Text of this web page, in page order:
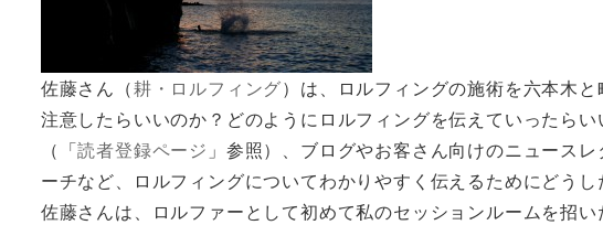
佐藤さん（耕・ロルフィング）は、ロルフィングの施術を六本木
注意したらいいのか？どのようにロルフィングを伝えていったら
（「読者登録ページ 」参照）、ブログやお客さん向けのニュース
ーチなど、ロルフィングについてわかりやすく伝えるためにどうし
佐藤さんは、ロルファーとして初めて私のセッションルームを招